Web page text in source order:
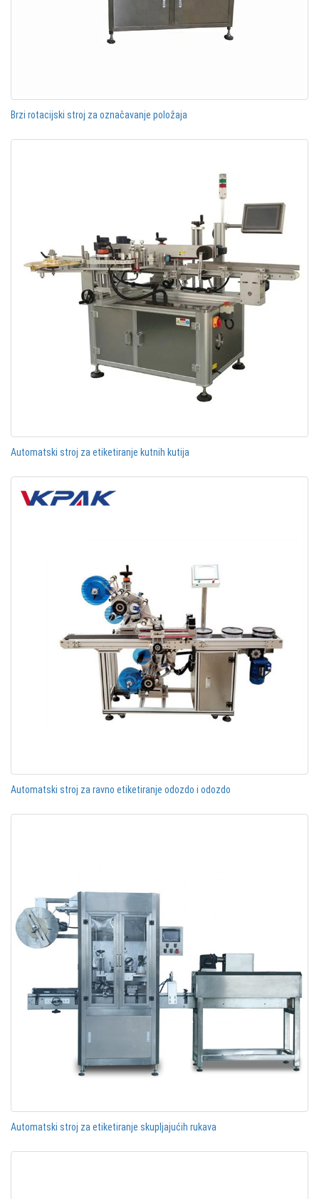
Brzi rotacijski stroj za označavanje položaja
Automatski stroj za etiketiranje kutnih kutija
Automatski stroj za ravno etiketiranje odozdo i odozdo
Automatski stroj za etiketiranje skupljajućih rukava